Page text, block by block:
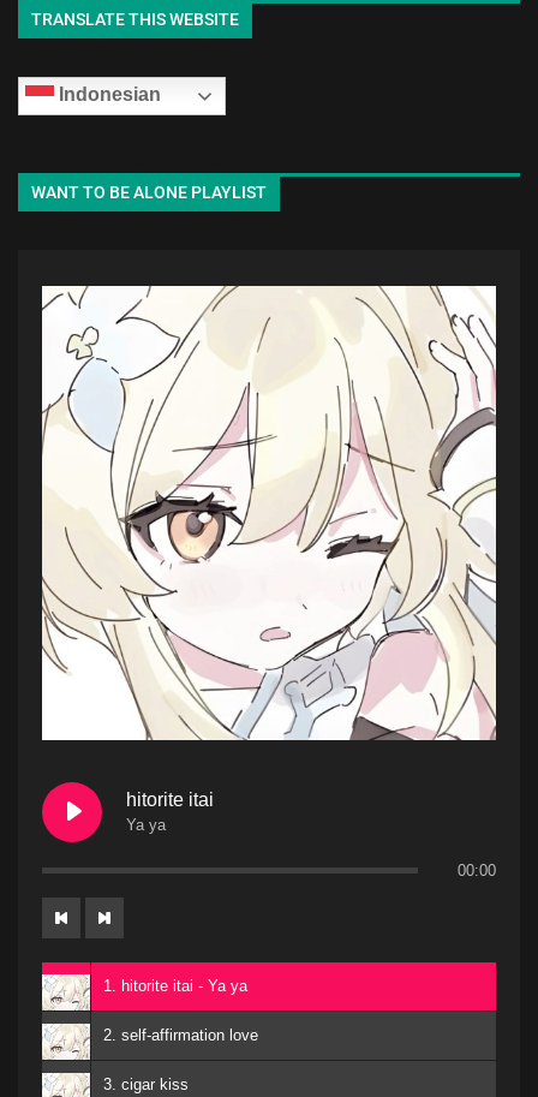
TRANSLATE THIS WEBSITE
Indonesian
WANT TO BE ALONE PLAYLIST
hitorite itai
Ya ya
00:00
1. hitorite itai - Ya ya
2. self-affirmation love
3. cigar kiss